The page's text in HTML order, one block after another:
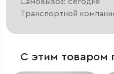
Транспортной
С этим товаром